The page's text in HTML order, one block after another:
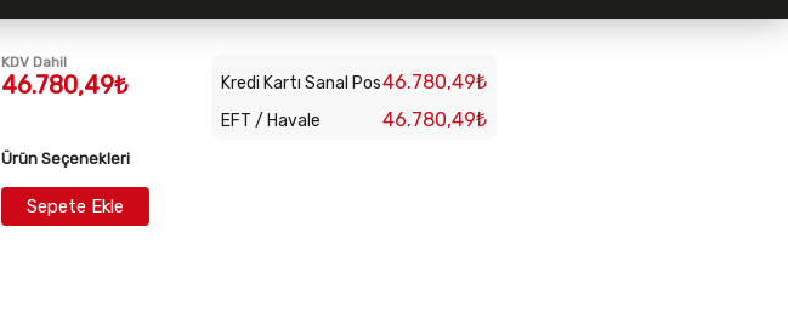
KDV Dahil
46.780,49₺ Kredi Kartı Sanal Pos46.780,49₺
EFT / Havale 46.780,49₺
Ürün Seçenekleri
Sepete Ekle